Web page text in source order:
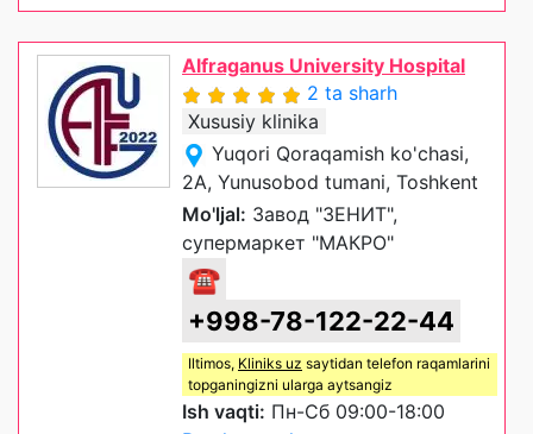
Alfraganus University Hospital
2 ta sharh
Xususiy klinika
Yuqori Qoraqamish ko'chasi,
2A, Yunusobod tumani, Toshkent
Mo'ljal: Завод "ЗЕНИТ",
супермаркет "МАКРО"
☎
+998-78-122-22-44
Iltimos, Kliniks uz saytidan telefon raqamlarini
topganingizni ularga aytsangiz
Ish vaqti: Пн-Сб 09:00-18:00